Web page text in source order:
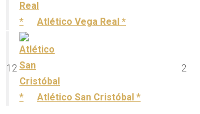
Atlético Vega Real *
12
Atlético San Cristóbal *
2